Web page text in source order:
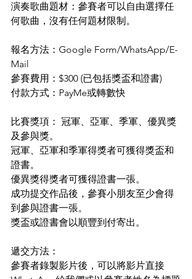
演奏歌曲題材：參賽者可以自由選擇任
何歌曲，沒有任何題材限制。
報名方法：Google Form/WhatsApp/E-
Mail
參賽費用：$300 (已包括獎盃和證書)
付款方式：PayMe或轉數快
比賽獎項： 冠軍、亞軍、季軍、優異獎
及參與獎。
冠軍、亞軍和季軍得獎者可獲得獎盃和
證書。
優異獎得獎者可獲得證書一張。
成功提交作品後，參賽小朋友至少會得
到參與證書一張。
獎盃或證書會以順豐到付寄出。
遞交方法：
參賽者錄製影片後，可以將影片直接